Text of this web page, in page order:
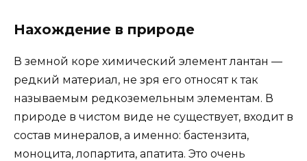
Нахождение в природе
В земной коре химический элемент лантан —
редкий материал, не зря его относят к так
называемым редкоземельным элементам. В
природе в чистом виде не существует, входит в
состав минералов, а именно: бастензита,
моноцита, лопартита, апатита. Это очень